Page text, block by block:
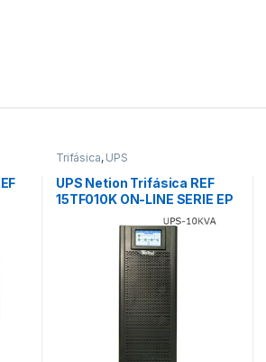
Trifásica, UPS
UPS Netion Trifásica REF
15TF010K ON-LINE SERIE EP
Trifásica (Alta Frecuencia)